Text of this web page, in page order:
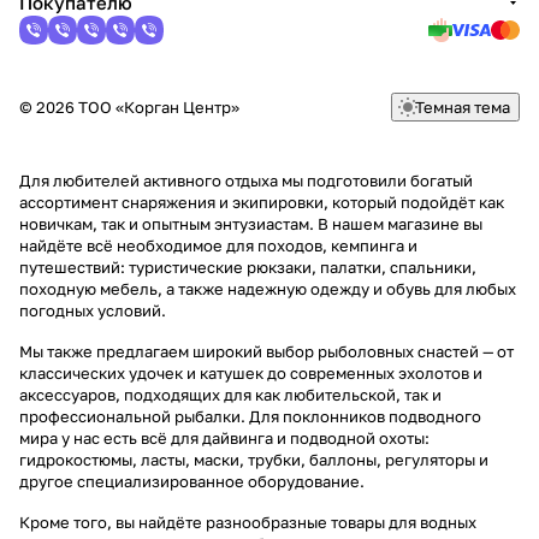
© 2026 ТОО «Корган Центр» Темная тема
Для любителей активного отдыха мы подготовили богатый
ассортимент снаряжения и экипировки, который подойдёт как
новичкам, так и опытным энтузиастам. В нашем магазине вы
найдёте всё необходимое для походов, кемпинга и
путешествий: туристические рюкзаки, палатки, спальники,
походную мебель, а также надежную одежду и обувь для любых
погодных условий.
Мы также предлагаем широкий выбор рыболовных снастей — от
классических удочек и катушек до современных эхолотов и
аксессуаров, подходящих для как любительской, так и
профессиональной рыбалки. Для поклонников подводного
мира у нас есть всё для дайвинга и подводной охоты:
гидрокостюмы, ласты, маски, трубки, баллоны, регуляторы и
другое специализированное оборудование.
Кроме того, вы найдёте разнообразные товары для водных